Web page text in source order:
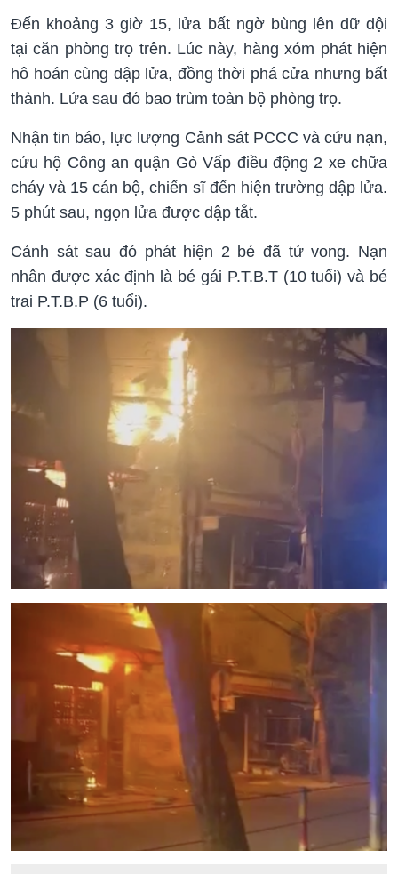
Đến khoảng 3 giờ 15, lửa bất ngờ bùng lên dữ dội
tại căn phòng trọ trên. Lúc này, hàng xóm phát hiện
hô hoán cùng dập lửa, đồng thời phá cửa nhưng bất
thành. Lửa sau đó bao trùm toàn bộ phòng trọ.
Nhận tin báo, lực lượng Cảnh sát PCCC và cứu nạn,
cứu hộ Công an quận Gò Vấp điều động 2 xe chữa
cháy và 15 cán bộ, chiến sĩ đến hiện trường dập lửa.
5 phút sau, ngọn lửa được dập tắt.
Cảnh sát sau đó phát hiện 2 bé đã tử vong. Nạn
nhân được xác định là bé gái P.T.B.T (10 tuổi) và bé
trai P.T.B.P (6 tuổi).